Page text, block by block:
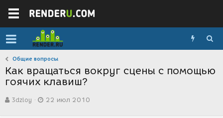
Общие вопросы
Как вращаться вокруг сцены с помощью
гоячих клавиш?
в
3dzloy
а
22 июл 2010